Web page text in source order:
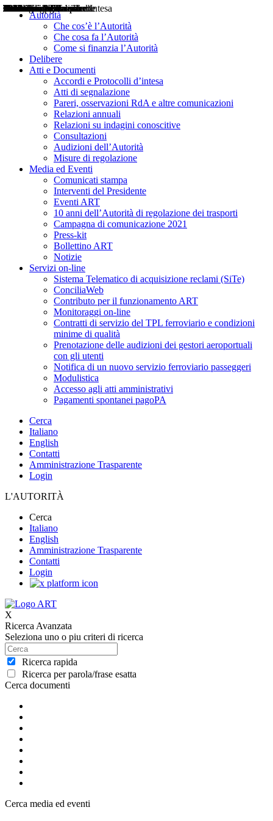
Autorità
Che cos’è l’Autorità
Che cosa fa l’Autorità
Come si finanzia l’Autorità
Delibere
Atti e Documenti
Accordi e Protocolli d’intesa
Atti di segnalazione
Pareri, osservazioni RdA e altre comunicazioni
Relazioni annuali
Relazioni su indagini conoscitive
Consultazioni
Audizioni dell’Autorità
Misure di regolazione
Media ed Eventi
Comunicati stampa
Interventi del Presidente
Eventi ART
10 anni dell’Autorità di regolazione dei trasporti
Campagna di comunicazione 2021
Press-kit
Bollettino ART
Notizie
Servizi on-line
Sistema Telematico di acquisizione reclami (SiTe)
ConciliaWeb
Contributo per il funzionamento ART
Monitoraggi on-line
Contratti di servizio del TPL ferroviario e condizioni
minime di qualità
Prenotazione delle audizioni dei gestori aeroportuali
con gli utenti
Notifica di un nuovo servizio ferroviario passeggeri
Modulistica
Accesso agli atti amministrativi
Pagamenti spontanei pagoPA
Cerca
Italiano
English
Contatti
Amministrazione Trasparente
Login
L'AUTORITÀ
Cerca
Italiano
English
Amministrazione Trasparente
Contatti
Login
X
Ricerca Avanzata
Seleziona uno o piu criteri di ricerca
Ricerca rapida
Ricerca per parola/frase esatta
Cerca documenti
Delibere
Pareri
Consultazioni
Audizioni
Atti di Segnalazione
Accordi e Protocolli d'Intesa
Relazioni annuali
Misure di regolazione
Cerca media ed eventi
Notizie
Comunicati Stampa
Bollettini ART
Convegni ART
Interviste del Presidente
Articoli in primo piano
Interventi del Presidente
2004
2005
2010
2013
2014
2015
2016
2017
2018
2019
202
2020
2021
2022
2023
2024
2025
2026
Aereo
Marittimo
Terrestre